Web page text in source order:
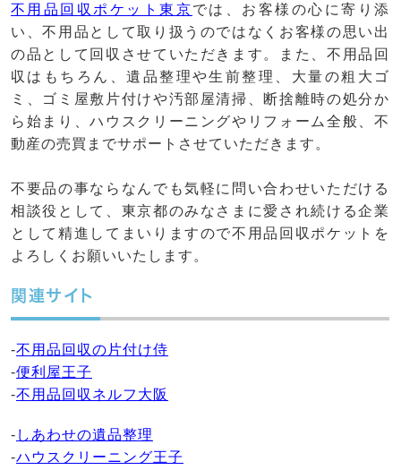
不用品回収ポケット東京では、お客様の心に寄り添
い、不用品として取り扱うのではなくお客様の思い出
の品として回収させていただきます。また、不用品回
収はもちろん、遺品整理や生前整理、大量の粗大ゴ
ミ、ゴミ屋敷片付けや汚部屋清掃、断捨離時の処分か
ら始まり、ハウスクリーニングやリフォーム全般、不
動産の売買までサポートさせていただきます。
不要品の事ならなんでも気軽に問い合わせいただける
相談役として、東京都のみなさまに愛され続ける企業
として精進してまいりますので不用品回収ポケットを
よろしくお願いいたします。
関連サイト
-不用品回収の片付け侍
-便利屋王子
-不用品回収ネルフ大阪
- しあわせの遺品整理
-ハウスクリーニング王子